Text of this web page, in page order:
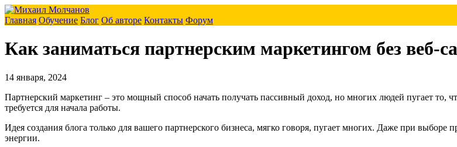
Главная Обучение Блог Об авторе Контакты Форум
Как заниматься партнерским маркетингом без веб-
14 января, 2024
Партнерский маркетинг – это мощный способ начать получать пассивный доход, но многих людей пугает
требуется для начала работы.
Идея создания блога только для вашего партнерского бизнеса, мягко говоря, пугает многих. Даже при выборе
энергии.